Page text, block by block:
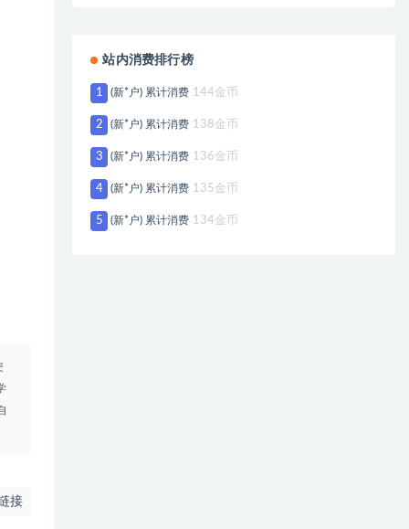
接
站内消费排行榜
1 (新*户) 累计消费 144金币
2 (新*户) 累计消费 138金币
3 (新*户) 累计消费 136金币
4 (新*户) 累计消费 135金币
5 (新*户) 累计消费 134金币